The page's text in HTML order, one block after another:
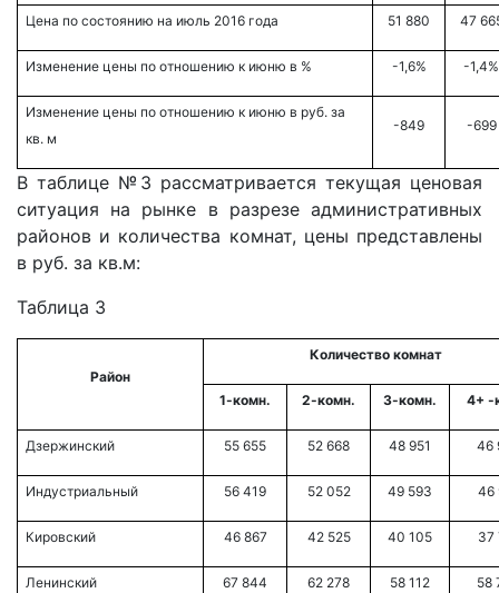
Цена по состоянию на июль 2016 года 51 880 47
Изменение цены по отношению к июню в % -1,6% -1,4%
Изменение цены по отношению к июню в руб. за
кв. м
-849 -699
В таблице №3 рассматривается текущая ценовая
ситуация на рынке в разрезе административных
районов и количества комнат, цены представлены
в руб. за кв.м:
Таблица 3
Район
Количество комнат
1-комн. 2-комн. 3-комн. 4+ -
Дзержинский 55 655 52 668 48 951 46
Индустриальный 56 419 52 052 49 593 46
Кировский 46 867 42 525 40 105 37
Ленинский 67 844 62 278 58 112 58